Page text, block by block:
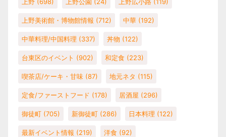
上野美術館・博物館情報 (712) 中華 (192)
中華料理/中国料理 (337) 丼物 (122)
台東区のイベント (902) 和定食 (223)
喫茶店/ケーキ・甘味 (87) 地元ネタ (115)
定食/ファーストフード (178) 居酒屋 (296)
御徒町 (705) 新御徒町 (286) 日本料理 (122)
最新イベント情報 (219) 洋食 (92)